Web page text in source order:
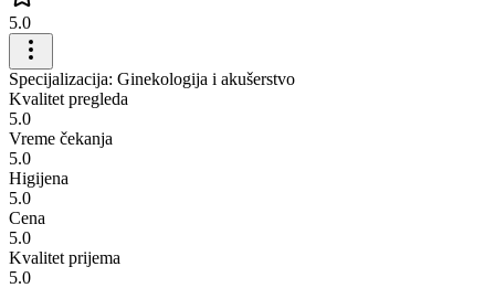
5.0
Specijalizacija: Ginekologija i akušerstvo
Kvalitet pregleda
5.0
Vreme čekanja
5.0
Higijena
5.0
Cena
5.0
Kvalitet prijema
5.0